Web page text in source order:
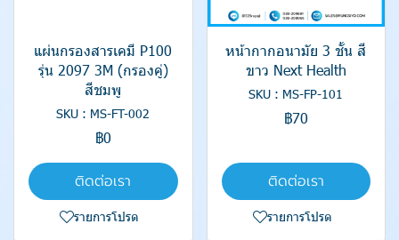
แผ่นกรองสารเคมี P100
รุ่น 2097 3M (กรองคู่)
สีชมพู
SKU : MS-FT-002
฿0
ติดต่อเรา
รายการโปรด
หน้ากากอนามัย 3 ชั้น สี
ขาว Next Health
SKU : MS-FP-101
฿70
ติดต่อเรา
รายการโปรด